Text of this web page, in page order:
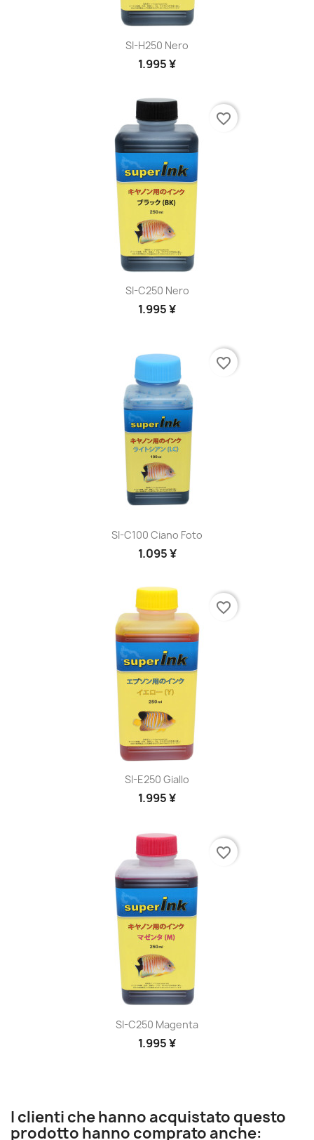
SI-H250 Nero
1.995 ¥
SI-C250 Nero
1.995 ¥
favorite_border
SI-C100 Ciano Foto
1.095 ¥
favorite_border
SI-E250 Giallo
1.995 ¥
favorite_border
SI-C250 Magenta
1.995 ¥
favorite_border
I clienti che hanno acquistato questo
prodotto hanno comprato anche: